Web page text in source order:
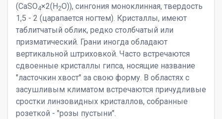
(CaSO4×2(H 2O)), сингония моноклинная, твердость
1,5 - 2 (царапается ногтем). Кристаллы, имеют
таблитчатый облик, редко столбчатый или
призматический. Грани иногда обладают
вертикальной штриховкой. Часто встречаются
сдвоенные кристаллы гипса, носящие название
"ласточкин хвост" за свою форму. В областях с
засушливым климатом встречаются причудливые
сростки линзовидных кристаллов, собранные
розеткой - "розы пустыни".